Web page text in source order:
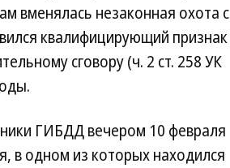
вменялась незаконная охота с
квалифицирующий признак
сговору (ч. 2 ст. 258 УК
ГИБДД вечером 10 февраля
в одном из которых находился